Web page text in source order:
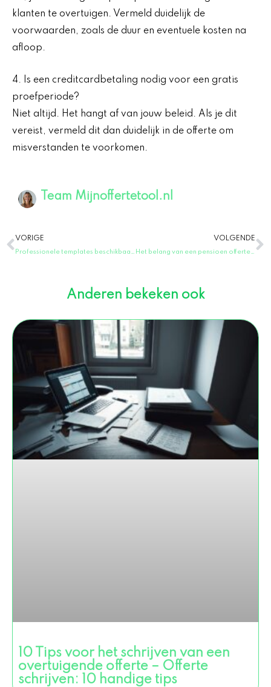
klanten te overtuigen. Vermeld duidelijk de
voorwaarden, zoals de duur en eventuele kosten na
afloop.
4. Is een creditcardbetaling nodig voor een gratis
proefperiode?
Niet altijd. Het hangt af van jouw beleid. Als je dit
vereist, vermeld dit dan duidelijk in de offerte om
misverstanden te voorkomen.
Team Mijnoffertetool.nl
Vorige
VORIGE
Professionele templates beschikbaar voor offerte dakdekker voorbeeld
VOLGENDE
Het belang van een pensioen offerte aanvragen
Anderen bekeken ook
10 Tips voor het schrijven van een
overtuigende offerte – Offerte
schrijven: 10 handige tips